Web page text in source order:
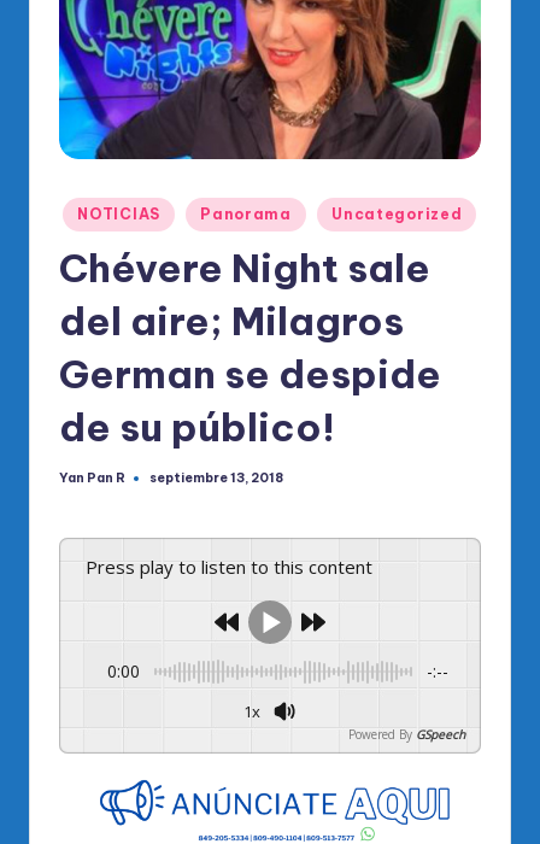
di
O
al
el
R
M
Publicado
en
NOTICIAS Panorama Uncategorized
Chévere Night sale
del aire; Milagros
German se despide
de su público!
Publicado
Yan Pan R septiembre 13, 2018
Press play to listen to this content
0:00 -:--
1x
Powered By GSpeech